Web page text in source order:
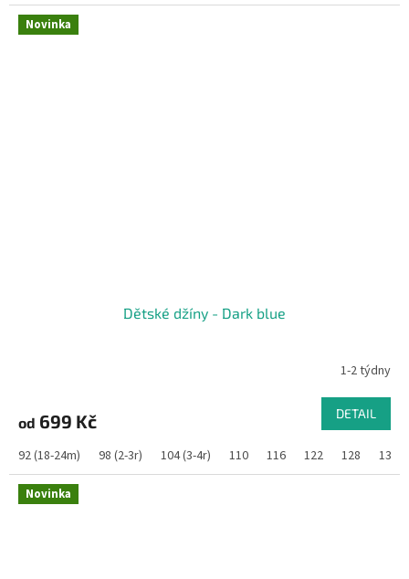
Novinka
Dětské džíny - Dark blue
1-2 týdny
od 699 Kč DETAIL
92 (18-24m) 98 (2-3r) 104 (3-4r) 110 116 122 128 134
Novinka